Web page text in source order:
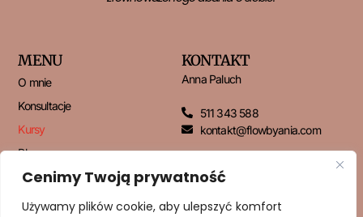
Cenimy Twoją prywatność
Używamy plików cookie, aby ulepszyć komfort
MENU
O mnie
Konsultacje
Kursy
Blog
Kontakt
KONTAKT
Anna Paluch
511 343 588
kontakt@flowbyania.com